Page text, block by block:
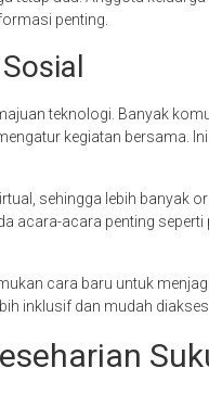
penting.
teknologi. Banyak
kegiatan bersama.
sehingga lebih banyak
acara-acara penting seperti
cara baru untuk
inklusif dan mudah diakses.